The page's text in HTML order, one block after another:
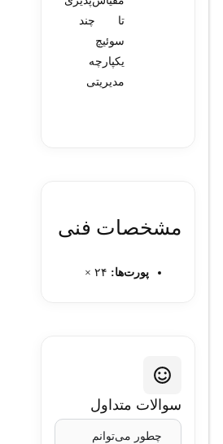
تا چند
سوئیچ
یکپارچه
مدیریتی
مشخصات فنی
پورت‌ها:
۲۴ ×
حافظه رم:
2 GB
سوالات متداول
چطور می‌توانم